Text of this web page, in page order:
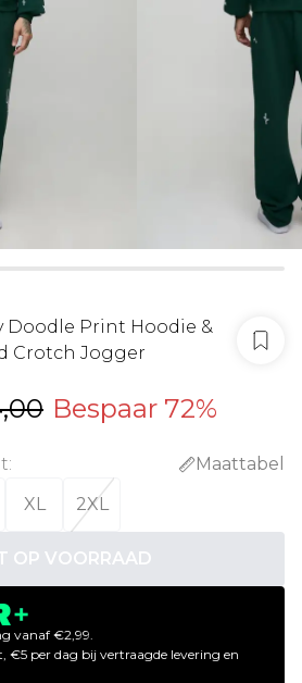
Doodle Print Hoodie &
Crotch Jogger
Bespaar 72%
:
Maattabel
XL 2XL
OP VOORRAAD
vanaf €2,99.
€5 per dag bij vertraagde levering en